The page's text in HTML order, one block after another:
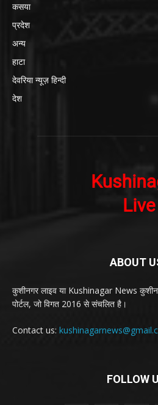
कसया
प्रदेश
अन्य
हाटा
देवरिया न्यूज़ हिन्दी
देश
ABOUT
कुशीनगर लाइव या Kushinagar News
पोर्टल, जो विगत 2016 से संचलित है।
Contact us:
FOLLOW